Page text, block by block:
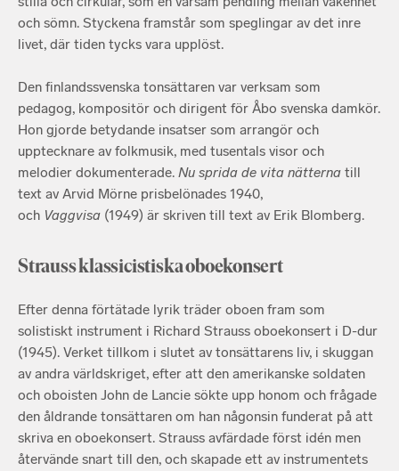
och sömn. Styckena framstår som speglingar av det inre
livet, där tiden tycks vara upplöst.
Den finlandssvenska tonsättaren var verksam som
pedagog, kompositör och dirigent för Åbo svenska damkör.
Hon gjorde betydande insatser som arrangör och
upptecknare av folkmusik, med tusentals visor och
melodier dokumenterade. Nu sprida de vita nätterna till
text av Arvid Mörne prisbelönades 1940,
och Vaggvisa (1949) är skriven till text av Erik Blomberg.
Strauss klassicistiska oboekonsert
Efter denna förtätade lyrik träder oboen fram som
solistiskt instrument i Richard Strauss oboekonsert i D-dur
(1945). Verket tillkom i slutet av tonsättarens liv, i skuggan
av andra världskriget, efter att den amerikanske soldaten
och oboisten John de Lancie sökte upp honom och frågade
den åldrande tonsättaren om han någonsin funderat på att
skriva en oboekonsert. Strauss avfärdade först idén men
återvände snart till den, och skapade ett av instrumentets